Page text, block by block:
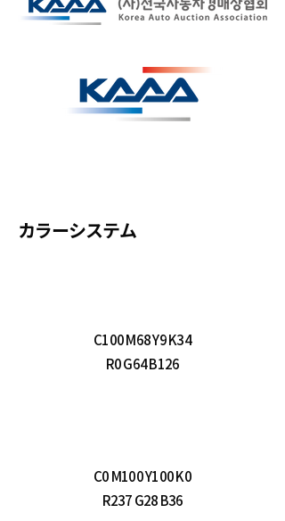
カラーシステム
C100 M68 Y9 K34
R0 G64 B126
C0 M100 Y100 K0
R237 G28 B36